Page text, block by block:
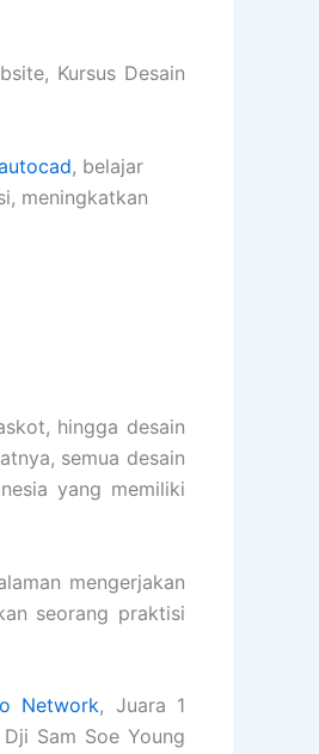
Kursus Desain
, belajar
meningkatkan
hingga desain
semua desain
yang memiliki
mengerjakan
seorang praktisi
Network, Juara 1
Sam Soe Young